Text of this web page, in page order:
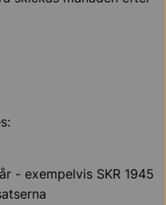
- exempelvis SKR 1945